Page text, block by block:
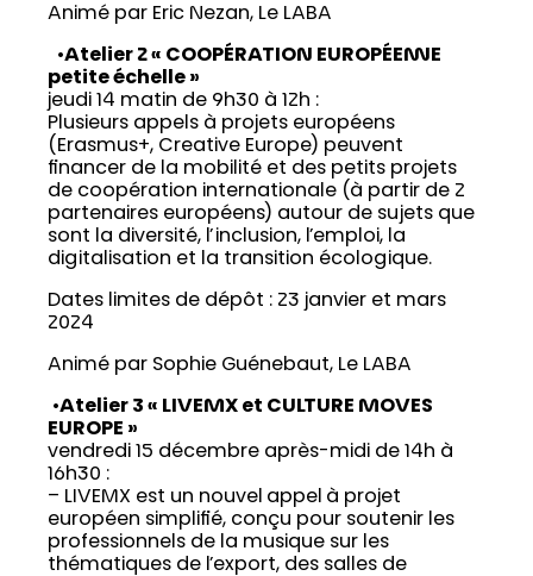
Animé par Eric Nezan, Le LABA
•Atelier 2 « COOPÉRATION EUROPÉENNE
petite échelle »
jeudi 14 matin de 9h30 à 12h :
Plusieurs appels à projets européens
(Erasmus+, Creative Europe) peuvent
financer de la mobilité et des petits projets
de coopération internationale (à partir de 2
partenaires européens) autour de sujets que
sont la diversité, l’inclusion, l’emploi, la
digitalisation et la transition écologique.
Dates limites de dépôt : 23 janvier et mars
2024
Animé par Sophie Guénebaut, Le LABA
•Atelier 3 « LIVEMX et CULTURE MOVES
EUROPE »
vendredi 15 décembre après-midi de 14h à
16h30 :
– LIVEMX est un nouvel appel à projet
européen simplifié, conçu pour soutenir les
professionnels de la musique sur les
thématiques de l’export, des salles de